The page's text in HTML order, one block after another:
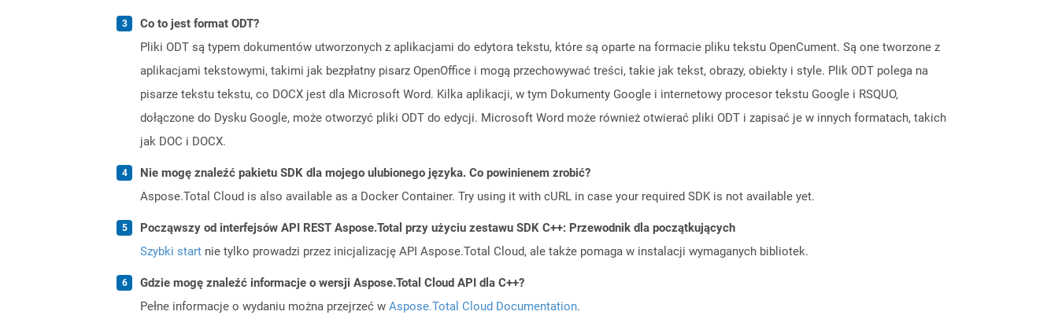
Co to jest format ODT?
Pliki ODT są typem dokumentów utworzonych z aplikacjami do edytora tekstu, które są oparte na formacie pliku tekstu OpenCument. Są one tworzone z
aplikacjami tekstowymi, takimi jak bezpłatny pisarz OpenOffice i mogą przechowywać treści, takie jak tekst, obrazy, obiekty i style. Plik ODT polega na
pisarze tekstu tekstu, co DOCX jest dla Microsoft Word. Kilka aplikacji, w tym Dokumenty Google i internetowy procesor tekstu Google i RSQUO,
dołączone do Dysku Google, może otworzyć pliki ODT do edycji. Microsoft Word może również otwierać pliki ODT i zapisać je w innych formatach, takich
jak DOC i DOCX.
Nie mogę znaleźć pakietu SDK dla mojego ulubionego języka. Co powinienem zrobić?
Aspose.Total Cloud is also available as a Docker Container. Try using it with cURL in case your required SDK is not available yet.
Począwszy od interfejsów API REST Aspose.Total przy użyciu zestawu SDK C++: Przewodnik dla początkujących
Szybki start nie tylko prowadzi przez inicjalizację API Aspose.Total Cloud, ale także pomaga w instalacji wymaganych bibliotek.
Gdzie mogę znaleźć informacje o wersji Aspose.Total Cloud API dla C++?
Pełne informacje o wydaniu można przejrzeć w Aspose.Total Cloud Documentation.